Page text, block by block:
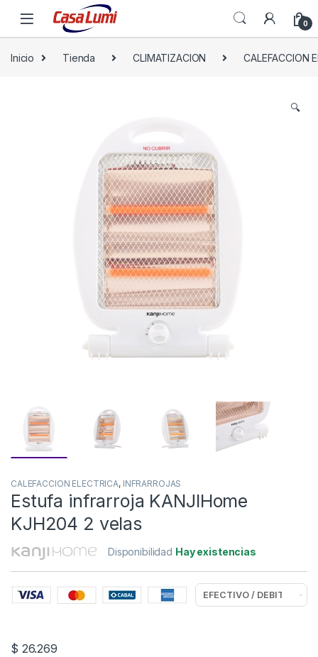
0
Inicio Tienda CLIMATIZACION CALEFACCION
🔍
CALEFACCION ELECTRICA, INFRARROJAS
Estufa infrarroja KANJIHome
KJH204 2 velas
Disponibilidad Hay existencias
$ 26.269